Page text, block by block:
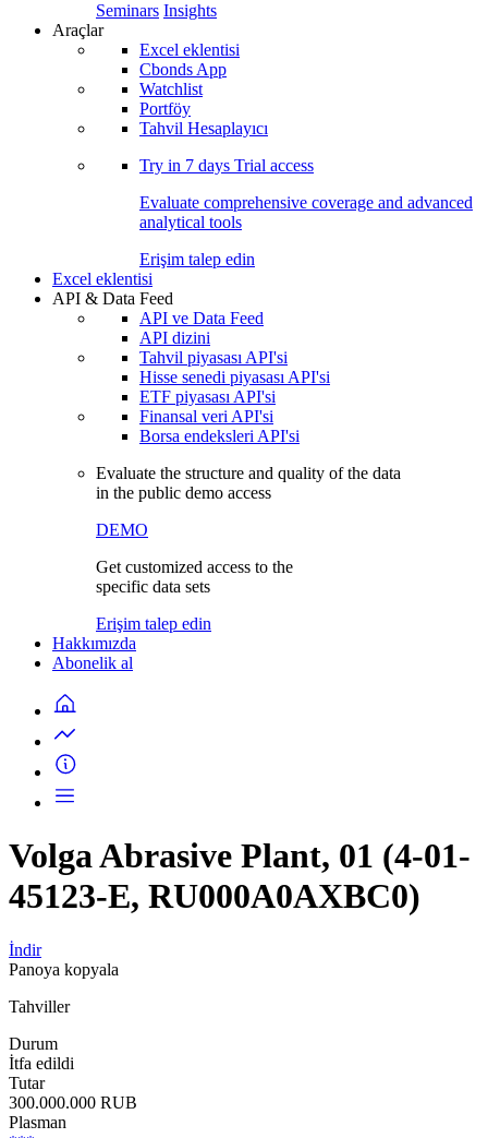
Seminars Insights
Araçlar
Excel eklentisi
Cbonds App
Watchlist
Portföy
Tahvil Hesaplayıcı
Try in 7 days Trial access
Evaluate comprehensive coverage and advanced
analytical tools
Erişim talep edin
Excel eklentisi
API & Data Feed
API ve Data Feed
API dizini
Tahvil piyasası API'si
Hisse senedi piyasası API'si
ETF piyasası API'si
Finansal veri API'si
Borsa endeksleri API'si
Evaluate the structure and quality of the data
in the public demo access
DEMO
Get customized access to the
specific data sets
Erişim talep edin
Hakkımızda
Abonelik al
Volga Abrasive Plant, 01 (4-01-
45123-E, RU000A0AXBC0)
İndir
Panoya kopyala
Tahviller
Durum
İtfa edildi
Tutar
300.000.000 RUB
Plasman